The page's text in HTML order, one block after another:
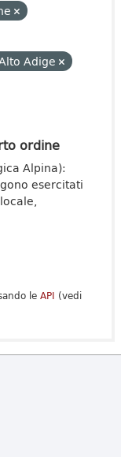
Adige
ordine
Alpina):
esercitati
le API (vedi